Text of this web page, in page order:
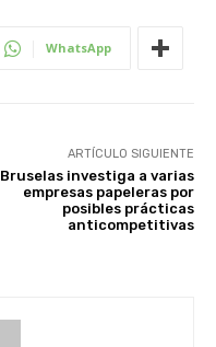
WhatsApp
ARTÍCULO SIGUIENTE
Bruselas investiga a varias
empresas papeleras por
posibles prácticas
anticompetitivas